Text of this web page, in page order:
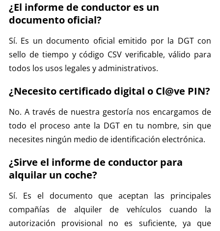
¿El informe de conductor es un
documento oficial?
Sí. Es un documento oficial emitido por la DGT con
sello de tiempo y código CSV verificable, válido para
todos los usos legales y administrativos.
¿Necesito certificado digital o Cl@ve PIN?
No. A través de nuestra gestoría nos encargamos de
todo el proceso ante la DGT en tu nombre, sin que
necesites ningún medio de identificación electrónica.
¿Sirve el informe de conductor para
alquilar un coche?
Sí. Es el documento que aceptan las principales
compañías de alquiler de vehículos cuando la
autorización provisional no es suficiente, ya que